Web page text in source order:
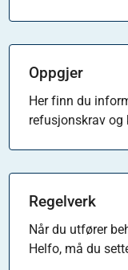
Oppgjer
Her finn du
refusjonskrav og
Regelverk
Når du utfører
Helfo, må du